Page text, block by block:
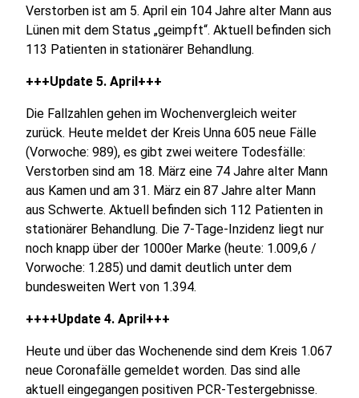
Verstorben ist am 5. April ein 104 Jahre alter Mann aus
Lünen mit dem Status „geimpft“. Aktuell befinden sich
113 Patienten in stationärer Behandlung.
+++Update 5. April+++
Die Fallzahlen gehen im Wochenvergleich weiter
zurück. Heute meldet der Kreis Unna 605 neue Fälle
(Vorwoche: 989), es gibt zwei weitere Todesfälle:
Verstorben sind am 18. März eine 74 Jahre alter Mann
aus Kamen und am 31. März ein 87 Jahre alter Mann
aus Schwerte. Aktuell befinden sich 112 Patienten in
stationärer Behandlung. Die 7-Tage-Inzidenz liegt nur
noch knapp über der 1000er Marke (heute: 1.009,6 /
Vorwoche: 1.285) und damit deutlich unter dem
bundesweiten Wert von 1.394.
++++Update 4. April+++
Heute und über das Wochenende sind dem Kreis 1.067
neue Coronafälle gemeldet worden. Das sind alle
aktuell eingegangen positiven PCR-Testergebnisse.